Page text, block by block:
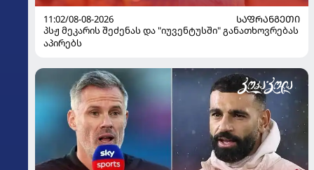
11:02/08-08-2026
ᲡᲐᲤᲠᲐᲜᲒᲔᲗᲘ
პსჟ მეკარის შეძენას და "იუვენტუსში" განათხოვრებას
აპირებს